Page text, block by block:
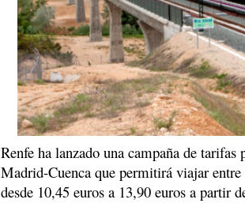
Renfe ha lanzado una campaña de
Madrid-Cuenca que permitirá viajar
desde 10,45 euros a 13,90 euros a partir